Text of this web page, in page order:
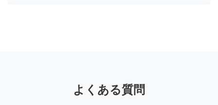
よくある質問